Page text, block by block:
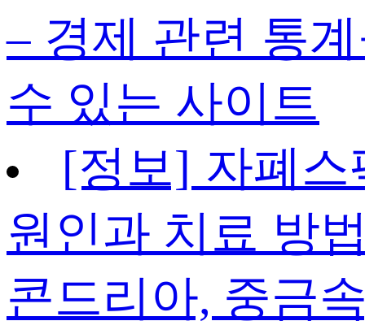
– 경제 관련 통
수 있는 사이트
[정보] 자폐스
원인과 치료 방
콘드리아, 중금